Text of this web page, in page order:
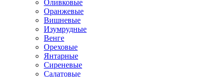
Оливковые
Оранжевые
Вишневые
Изумрудные
Венге
Ореховые
Янтарные
Сиреневые
Салатовые